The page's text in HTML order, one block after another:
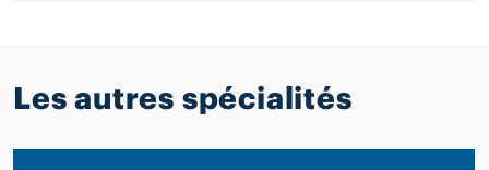
Les autres spécialités